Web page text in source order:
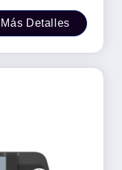
Más Detalles